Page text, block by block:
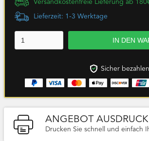
Versandkostenfreie Lieferung ab
Lieferzeit: 1-3 Werktage
Sicher bezahlen
ANGEBOT
Drucken Sie schnell und einfach